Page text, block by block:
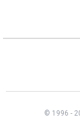
© 1996 -